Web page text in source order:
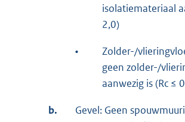
isolatiemateriaal
2,0)
•
Zolder-/
geen zolder-/
aanwezig is (Rc ≤
b.
Gevel: Geen